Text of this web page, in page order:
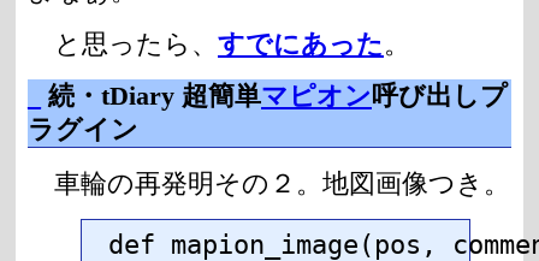
と思ったら、 すでにあった 。
続・tDiary 超簡単マピオン呼び出しプ
ラグイン
車輪の再発明その２。地図画像つき。
def mapion_image(pos,